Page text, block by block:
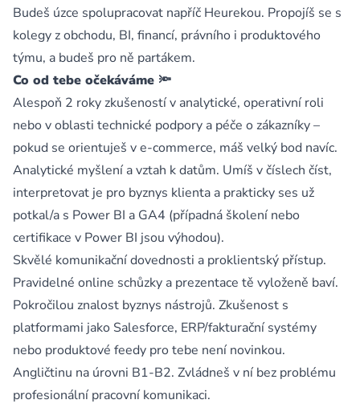
Budeš úzce spolupracovat napříč Heurekou. Propojíš se s
kolegy z obchodu, BI, financí, právního i produktového
týmu, a budeš pro ně partákem.
Co od tebe očekáváme 🔦
Alespoň 2 roky zkušeností v analytické, operativní roli
nebo v oblasti technické podpory a péče o zákazníky –
pokud se orientuješ v e-commerce, máš velký bod navíc.
Analytické myšlení a vztah k datům. Umíš v číslech číst,
interpretovat je pro byznys klienta a prakticky ses už
potkal/a s Power BI a GA4 (případná školení nebo
certifikace v Power BI jsou výhodou).
Skvělé komunikační dovednosti a proklientský přístup.
Pravidelné online schůzky a prezentace tě vyloženě baví.
Pokročilou znalost byznys nástrojů. Zkušenost s
platformami jako Salesforce, ERP/fakturační systémy
nebo produktové feedy pro tebe není novinkou.
Angličtinu na úrovni B1-B2. Zvládneš v ní bez problému
profesionální pracovní komunikaci.